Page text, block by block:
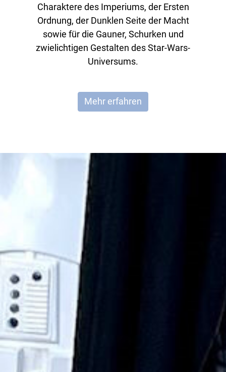
Charaktere des Imperiums, der Ersten
Ordnung, der Dunklen Seite der Macht
sowie für die Gauner, Schurken und
zwielichtigen Gestalten des Star-Wars-
Universums.
Mehr erfahren